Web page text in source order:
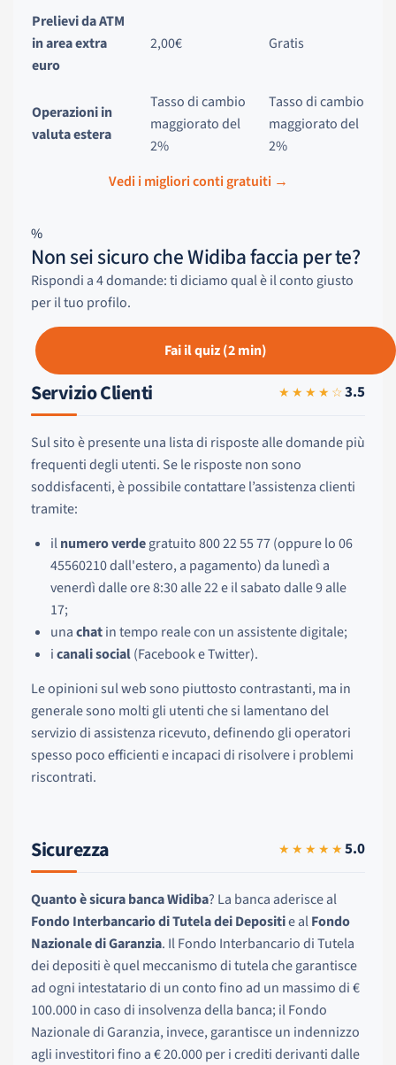
Prelievi da ATM
in area extra
euro
2,00€ Gratis
Operazioni in
valuta estera
Tasso di cambio
maggiorato del
2%
Tasso di cambio
maggiorato del
2%
Vedi i migliori conti gratuiti →
%
Non sei sicuro che Widiba faccia per te?
Rispondi a 4 domande: ti diciamo qual è il conto giusto
per il tuo profilo.
Fai il quiz (2 min)
Servizio Clienti ★★★★☆3.5
Sul sito è presente una lista di risposte alle domande più
frequenti degli utenti. Se le risposte non sono
soddisfacenti, è possibile contattare l’assistenza clienti
tramite:
ilnumero verdegratuito 800 22 55 77 (oppure lo 06
45560210 dall'estero, a pagamento) da lunedì a
venerdì dalle ore 8:30 alle 22 e il sabato dalle 9 alle
17;
unachatin tempo reale con un assistente digitale;
icanali social(Facebook e Twitter).
Le opinioni sul web sono piuttosto contrastanti, ma in
generale sono molti gli utenti che si lamentano del
servizio di assistenza ricevuto, definendo gli operatori
spesso poco efficienti e incapaci di risolvere i problemi
riscontrati.
Sicurezza ★★★★★5.0
Quanto è sicura banca Widiba? La banca aderisce al
Fondo Interbancario di Tutela dei Depositie alFondo
Nazionale di Garanzia. Il Fondo Interbancario di Tutela
dei depositi è quel meccanismo di tutela che garantisce
ad ogni intestatario di un conto fino ad un massimo di €
100.000 in caso di insolvenza della banca; il Fondo
Nazionale di Garanzia, invece, garantisce un indennizzo
agli investitori fino a € 20.000 per i crediti derivanti dalle